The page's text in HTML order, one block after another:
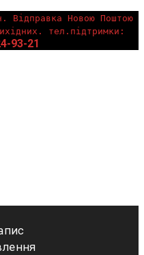
Відправка Новою Поштою
тел.підтримки:
93-21